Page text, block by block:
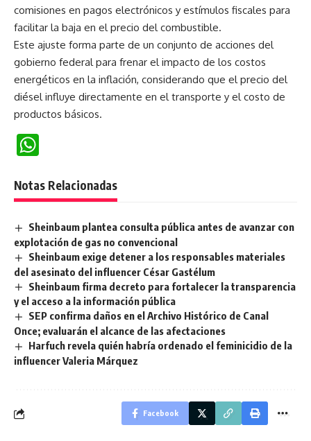
comisiones en pagos electrónicos y estímulos fiscales para
facilitar la baja en el precio del combustible.
Este ajuste forma parte de un conjunto de acciones del
gobierno federal para frenar el impacto de los costos
energéticos en la inflación, considerando que el precio del
diésel influye directamente en el transporte y el costo de
productos básicos.
Notas Relacionadas
Sheinbaum plantea consulta pública antes de avanzar con
explotación de gas no convencional
Sheinbaum exige detener a los responsables materiales
del asesinato del influencer César Gastélum
Sheinbaum firma decreto para fortalecer la transparencia
y el acceso a la información pública
SEP confirma daños en el Archivo Histórico de Canal
Once; evaluarán el alcance de las afectaciones
Harfuch revela quién habría ordenado el feminicidio de la
influencer Valeria Márquez
Facebook